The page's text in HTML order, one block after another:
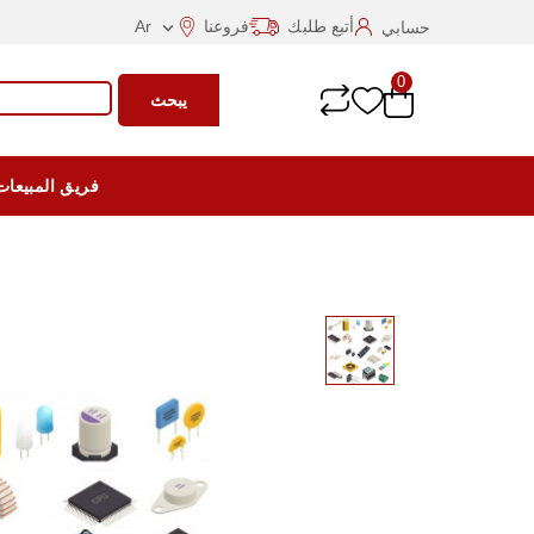
Ar  فروعنا أتبع طلبك حسابي
يبحث
0
فريق